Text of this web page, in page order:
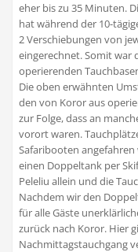
eher bis zu 35 Minuten.
hat während der 10-
2 Verschiebungen von
eingerechnet. Somit war
operierenden
Die oben erwähnten
den von Koror aus
zur Folge, dass an
vorort waren.
Safaribooten
einen Doppeltank per
Peleliu allein und die
Nachdem wir den
für alle Gäste
zurück nach Koror. Hier
Nachmittagstauchgang